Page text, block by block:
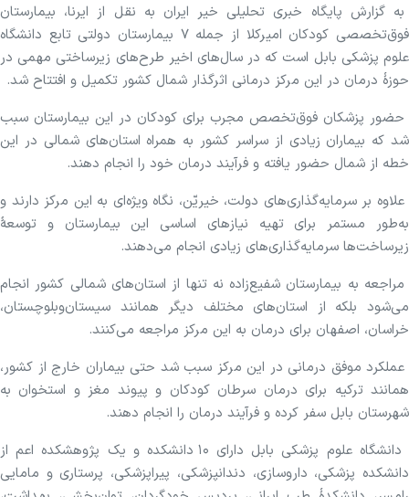
به گزارش پایگاه خبری تحلیلی خیر ایران به نقل از ایرنا، بیمارستان
فوق‌تخصصی کودکان امیرکلا از جمله ۷ بیمارستان دولتی تابع دانشگاه
علوم پزشکی بابل است که در سال‌های اخیر طرح‌های زیرساختی مهمی در
حوزهٔ درمان در این مرکز درمانی اثرگذار شمال کشور تکمیل و افتتاح شد.
حضور پزشکان فوق‌تخصص مجرب برای کودکان در این بیمارستان سبب
شد که بیماران زیادی از سراسر کشور به همراه استان‌های شمالی در این
خطه از شمال حضور یافته و فرآیند درمان خود را انجام دهند.
علاوه بر سرمایه‌گذاری‌های دولت، خیریّن، نگاه ویژه‌ای به این مرکز دارند و
به‌طور مستمر برای تهیه نیازهای اساسی این بیمارستان و توسعهٔ
زیرساخت‌ها سرمایه‌گذاری‌های زیادی انجام می‌دهند.
مراجعه به بیمارستان شفیع‌زاده نه تنها از استان‌های شمالی کشور انجام
می‌شود بلکه از استان‌های مختلف دیگر همانند سیستان‌وبلوچستان،
خراسان، اصفهان برای درمان به این مرکز مراجعه می‌کنند.
عملکرد موفق درمانی در این مرکز سبب شد حتی بیماران خارج از کشور،
همانند ترکیه برای درمان سرطان کودکان و پیوند مغز و استخوان به
شهرستان بابل سفر کرده و فرآیند درمان را انجام دهند.
دانشگاه علوم پزشکی بابل دارای ۱۰ دانشکده و یک پژوهشکده اعم از
دانشکده پزشکی، داروسازی، دندانپزشکی، پیراپزشکی، پرستاری و مامایی